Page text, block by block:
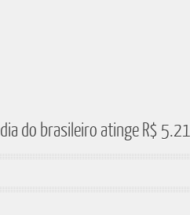
do brasileiro atinge R$